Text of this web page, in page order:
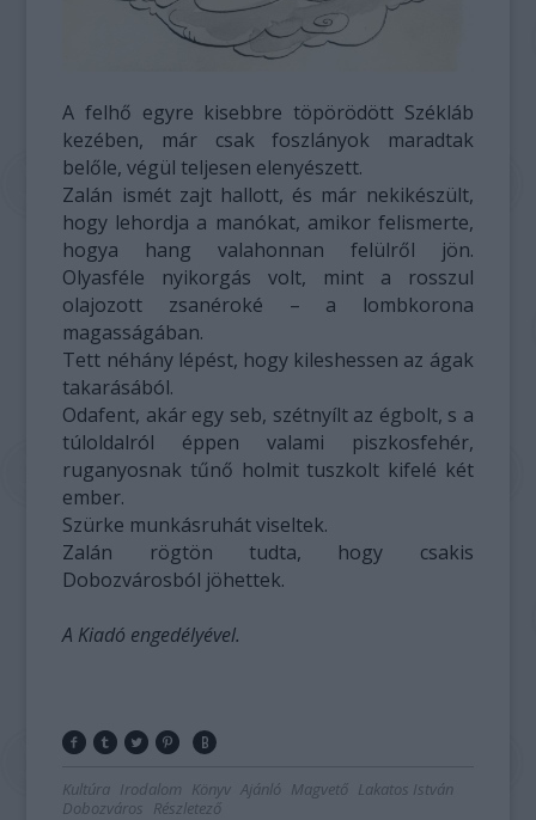
A felhő egyre kisebbre töpörödött Székláb
kezében, már csak foszlányok maradtak
belőle, végül teljesen elenyészett.
Zalán ismét zajt hallott, és már nekikészült,
hogy lehordja a manókat, amikor felismerte,
hogya hang valahonnan felülről jön.
Olyasféle nyikorgás volt, mint a rosszul
olajozott zsanéroké – a lombkorona
magasságában.
Tett néhány lépést, hogy kileshessen az ágak
takarásából.
Odafent, akár egy seb, szétnyílt az égbolt, s a
túloldalról éppen valami piszkosfehér,
ruganyosnak tűnő holmit tuszkolt kifelé két
ember.
Szürke munkásruhát viseltek.
Zalán rögtön tudta, hogy csakis
Dobozvárosból jöhettek.
A Kiadó engedélyével.
Kultúra Irodalom Könyv Ajánló Magvető Lakatos István
Dobozváros Részletező